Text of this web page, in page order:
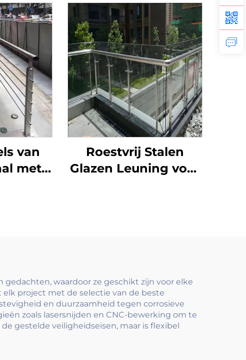
van
met
Roestvrij Stalen
Glazen Leuning voor
waardoor ze geschikt zijn voor elke
project met de selectie van de beste
en duurzaamheid tegen corrosieve
zoals lasersnijden en CNC-bewerking om te
gestelde veiligheidseisen, maar is flexibel